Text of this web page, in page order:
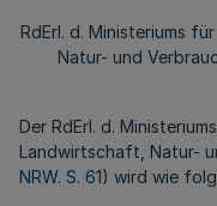
RdErl. d. Ministeriums
Natur- und
Der RdErl. d.
Landwirtschaft, Natur-
NRW. S. 61) wird wie